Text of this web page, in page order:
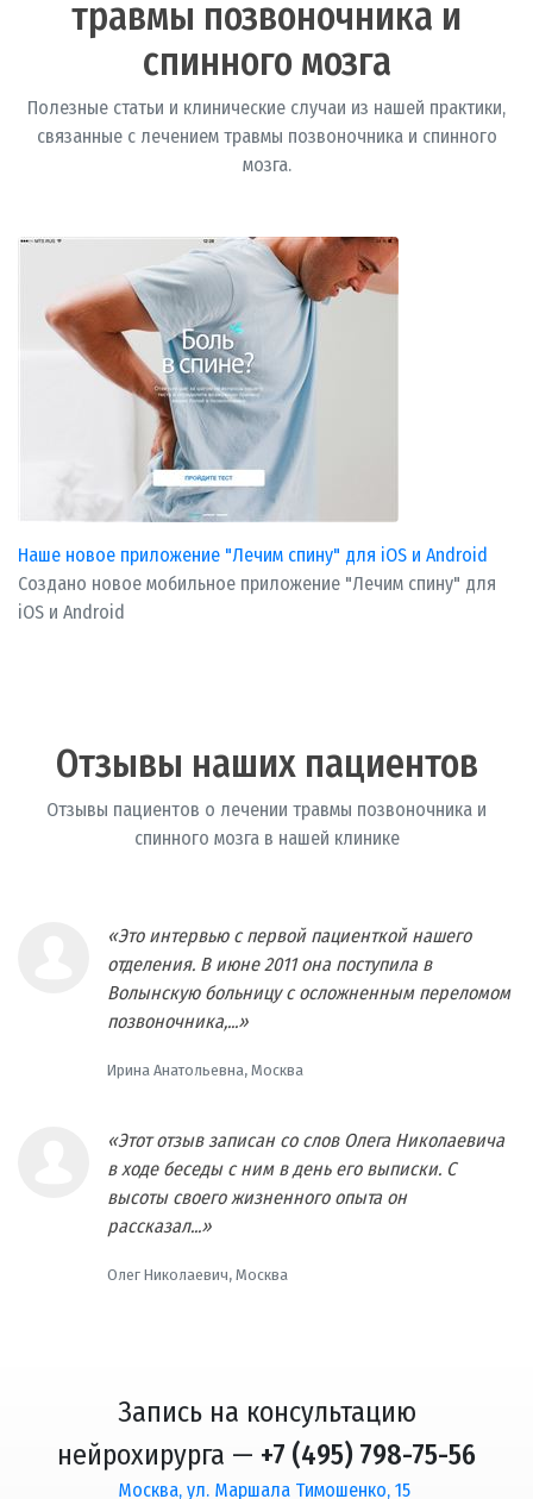
травмы позвоночника и
спинного мозга
Полезные статьи и клинические случаи из нашей практики,
связанные с лечением травмы позвоночника и спинного
мозга.
Наше новое приложение "Лечим спину" для iOS и Android
Создано новое мобильное приложение "Лечим спину" для
iOS и Android
Отзывы наших пациентов
Отзывы пациентов о лечении травмы позвоночника и
спинного мозга в нашей клинике
«Это интервью с первой пациенткой нашего
отделения. В июне 2011 она поступила в
Волынскую больницу с осложненным переломом
позвоночника,...»
Ирина Анатольевна, Москва
«Этот отзыв записан со слов Олега Николаевича
в ходе беседы с ним в день его выписки. С
высоты своего жизненного опыта он
рассказал...»
Олег Николаевич, Москва
Запись на консультацию
нейрохирурга — +7 (495) 798-75-56
Москва, ул. Маршала Тимошенко, 15